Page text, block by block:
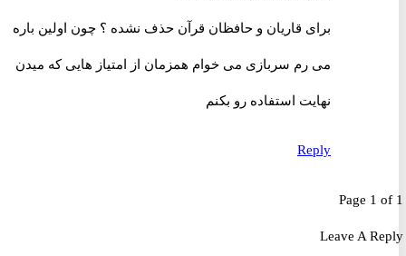
برای قاریان و حافظان قرآن حذف نشده ؟ چون اولین باره
می رم سربازی می خوام همزمان از امتیاز هایی که میدن
نهایت استفاده رو بکنم
Reply
Page 1
Leave A